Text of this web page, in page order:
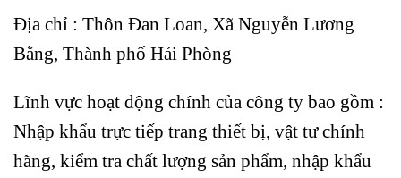
Địa chỉ : Thôn Đan Loan, Xã Nguyễn Lương
Bằng, Thành phố Hải Phòng
Lĩnh vực hoạt động chính của công ty bao gồm :
Nhập khẩu trực tiếp trang thiết bị, vật tư chính
hãng, kiểm tra chất lượng sản phẩm, nhập khẩu